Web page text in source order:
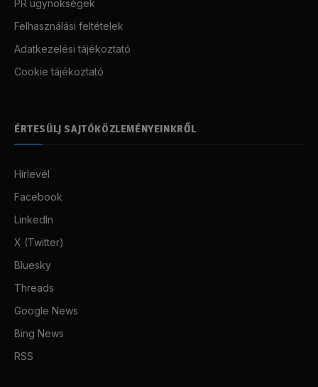
PR ügynökségek
Felhasználási feltételek
Adatkezelési tájékoztató
Cookie tájékoztató
ÉRTESÜLJ SAJTÓKÖZLEMÉNYEINKRŐL
Hírlevél
Facebook
LinkedIn
X (Twitter)
Bluesky
Threads
Google News
Bing News
RSS